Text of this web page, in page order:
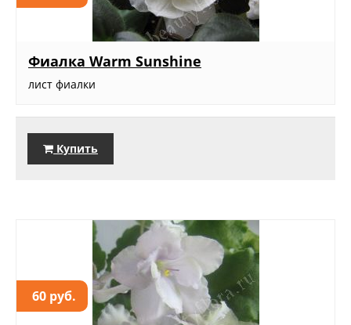
Фиалка Warm Sunshine
лист фиалки
Купить
60 руб.